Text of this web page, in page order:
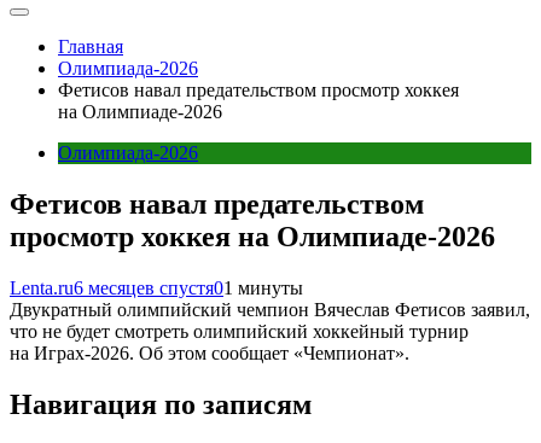
Главная
Олимпиада-2026
Фетисов навал предательством просмотр хоккея
на Олимпиаде-2026
Олимпиада-2026
Фетисов навал предательством
просмотр хоккея на Олимпиаде-2026
Lenta.ru6 месяцев спустя01 минуты
Двукратный олимпийский чемпион Вячеслав Фетисов заявил,
что не будет смотреть олимпийский хоккейный турнир
на Играх-2026. Об этом сообщает «Чемпионат».
Навигация по записям